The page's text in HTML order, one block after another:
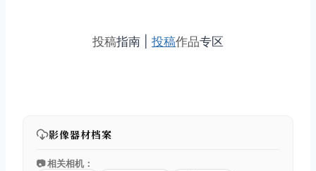
投稿指南 | 投稿作品专区
影像器材档案
📷 相关相机：